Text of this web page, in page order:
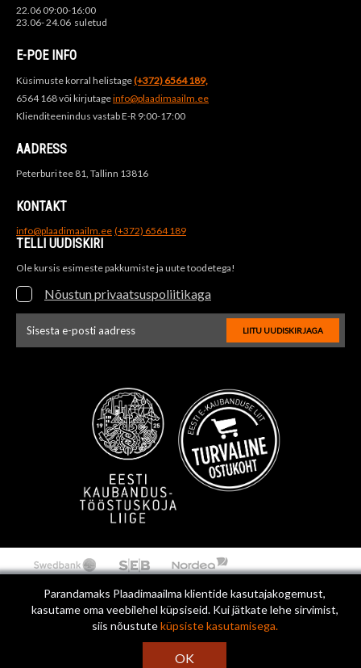
Parandamaks Plaadimaailma klientide kasutajakogemust,
kasutame oma veebilehel küpsiseid. Kui jätkate lehe sirvimist,
siis nõustuteküpsiste kasutamisega.
OK
22.06 09:00-16:00
23.06- 24.06 suletud
E-POE INFO
Küsimuste korral helistage(+372) 6564 189,
6564 168 või kirjutageinfo@plaadimaailm.ee
Klienditeenindus vastab E-R 9:00-17:00
AADRESS
Peterburi tee 81, Tallinn 13816
KONTAKT
info@plaadimaailm.ee (+372) 6564 189
TELLI UUDISKIRI
Ole kursis esimeste pakkumiste ja uute toodetega!
Nõustun privaatsuspoliitikaga
LIITU UUDISKIRJAGA